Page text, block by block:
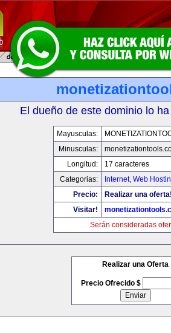
El dueño de este dominio lo
Mayusculas:
Minusculas:
Longitud:
17 caracteres
Categorias:
Internet, Web
Precio:
Realizar una
Visitar!
Serán consideradas
Realizar una Oferta
Precio Ofrecido $